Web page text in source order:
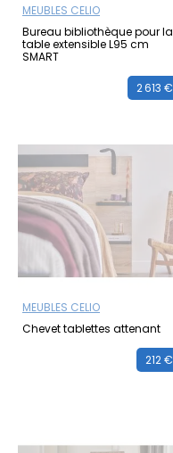
MEUBLES CELIO
Bureau bibliothèque pour la
table extensible L95 cm
SMART
2 613 €
MEUBLES CELIO
Chevet tablettes attenant
212 €